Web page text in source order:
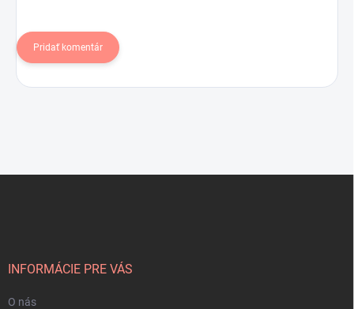
Pridať komentár
INFORMÁCIE PRE VÁS
O nás